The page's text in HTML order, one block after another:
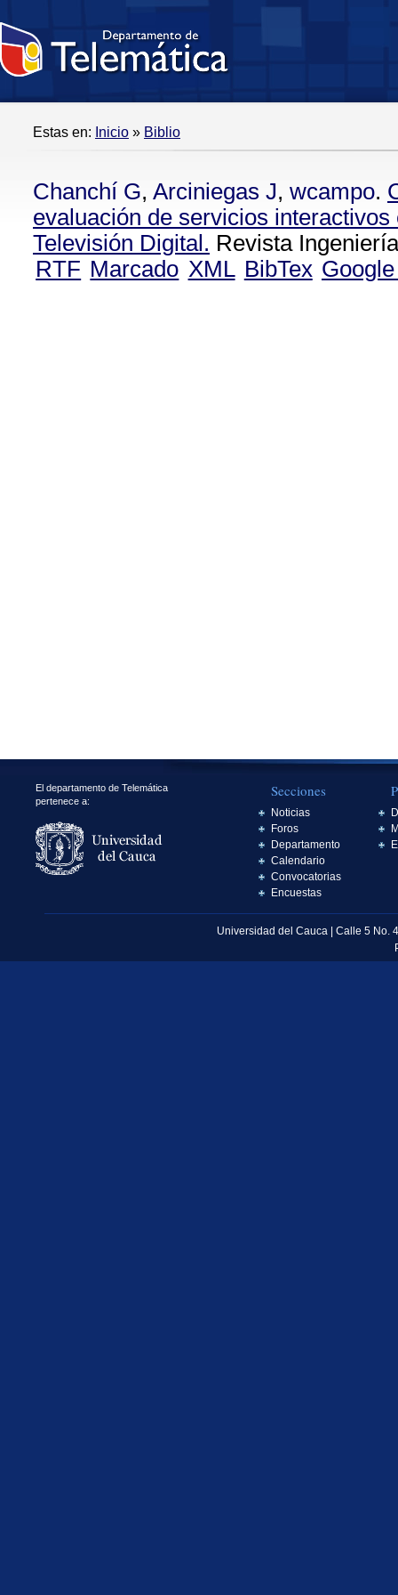
Estas en: Inicio » Biblio
Chanchí G, Arciniegas J, wcampo.
evaluación de servicios interactivos
Televisión Digital. Revista
RTF Marcado XML BibTex
El departamento de Telemática
pertenece a:
Secciones
Noticias
Foros
Departamento
Calendario
Convocatorias
Encuestas
Universidad del Cauca | Calle 5 No.